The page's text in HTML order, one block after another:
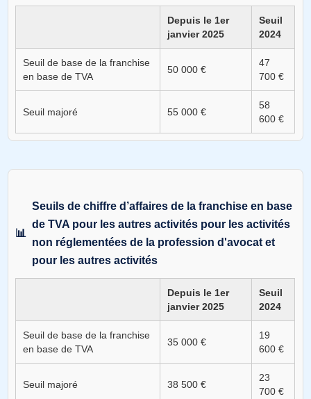
Depuis le 1er
janvier 2025
Seuil
2024
Seuil de base de la franchise
en base de TVA
50 000 €
47
700 €
Seuil majoré 55 000 €
58
600 €
Seuils de chiffre d’affaires de la franchise en base
de TVA pour les autres activités pour les activités
non réglementées de la profession d'avocat et
pour les autres activités
Depuis le 1er
janvier 2025
Seuil
2024
Seuil de base de la franchise
en base de TVA
35 000 €
19
600 €
Seuil majoré 38 500 €
23
700 €